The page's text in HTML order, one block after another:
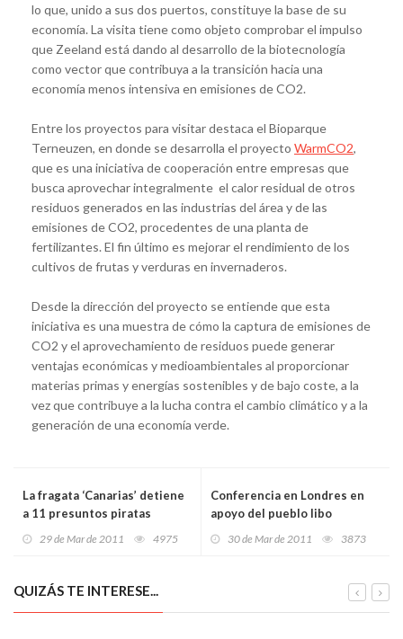
lo que, unido a sus dos puertos, constituye la base de su
economía. La visita tiene como objeto comprobar el impulso
que Zeeland está dando al desarrollo de la biotecnología
como vector que contribuya a la transición hacia una
economía menos intensiva en emisiones de CO2.
Entre los proyectos para visitar destaca el Bioparque
Terneuzen, en donde se desarrolla el proyecto WarmCO2,
que es una iniciativa de cooperación entre empresas que
busca aprovechar integralmente el calor residual de otros
residuos generados en las industrias del área y de las
emisiones de CO2, procedentes de una planta de
fertilizantes. El fin último es mejorar el rendimiento de los
cultivos de frutas y verduras en invernaderos.
Desde la dirección del proyecto se entiende que esta
iniciativa es una muestra de cómo la captura de emisiones de
CO2 y el aprovechamiento de residuos puede generar
ventajas económicas y medioambientales al proporcionar
materias primas y energías sostenibles y de bajo coste, a la
vez que contribuye a la lucha contra el cambio climático y a la
generación de una economía verde.
La fragata ‘Canarias’ detiene
a 11 presuntos piratas
29 de Mar de 2011 4975
Conferencia en Londres en
apoyo del pueblo libo
30 de Mar de 2011 3873
QUIZÁS TE INTERESE...